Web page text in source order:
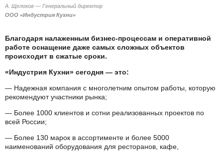
А. Щелоков — Генеральный директор
ООО «Индустрия Кухни»
Благодаря налаженным бизнес-процессам и оперативной
работе оснащение даже самых сложных объектов
происходит в сжатые сроки.
«Индустрия Кухни» сегодня — это:
— Надежная компания с многолетним опытом работы, которую
рекомендуют участники рынка;
— Более 1000 клиентов и сотни реализованных проектов по
всей России;
— Более 130 марок в ассортименте и более 5000
наименований оборудования для ресторанов, кафе,